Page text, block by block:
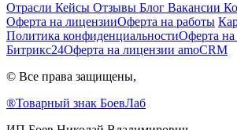
Отрасли Кейсы Отзывы Блог Вакансии
Оферта на лицензииОферта на работы
Политика конфиденциальностиОферта
Битрикс24Оферта на лицензии amoCRM
© Все права защищены,
®Товарный знак БоевЛаб